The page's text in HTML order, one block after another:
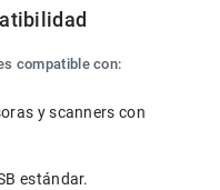
compatible con:
y scanners con
estándar.